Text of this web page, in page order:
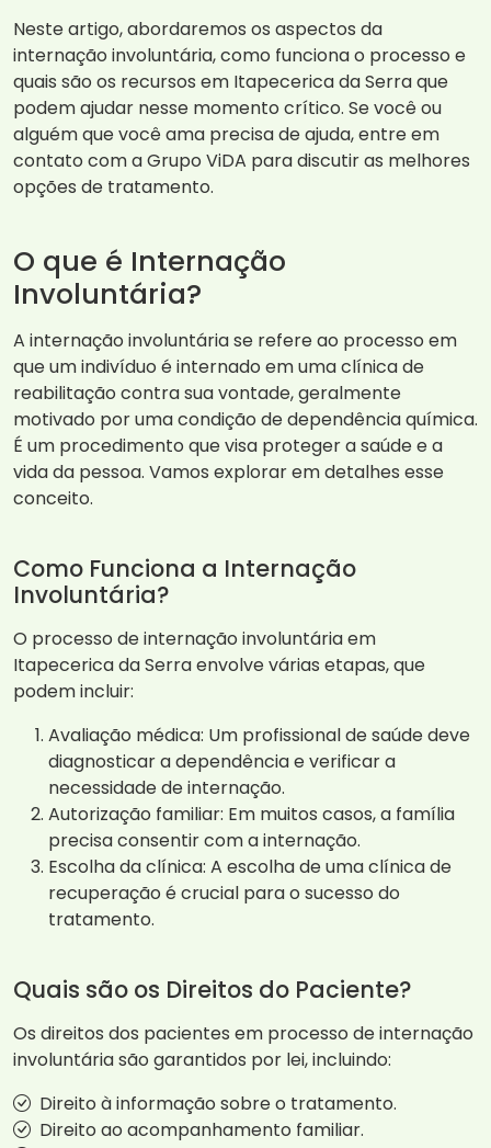
Neste artigo, abordaremos os aspectos da
internação involuntária, como funciona o processo e
quais são os recursos em Itapecerica da Serra que
podem ajudar nesse momento crítico. Se você ou
alguém que você ama precisa de ajuda, entre em
contato com a Grupo ViDA para discutir as melhores
opções de tratamento.
O que é Internação
Involuntária?
A internação involuntária se refere ao processo em
que um indivíduo é internado em uma clínica de
reabilitação contra sua vontade, geralmente
motivado por uma condição de dependência química.
É um procedimento que visa proteger a saúde e a
vida da pessoa. Vamos explorar em detalhes esse
conceito.
Como Funciona a Internação
Involuntária?
O processo de internação involuntária em
Itapecerica da Serra envolve várias etapas, que
podem incluir:
Avaliação médica: Um profissional de saúde deve
diagnosticar a dependência e verificar a
necessidade de internação.
Autorização familiar: Em muitos casos, a família
precisa consentir com a internação.
Escolha da clínica: A escolha de uma clínica de
recuperação é crucial para o sucesso do
tratamento.
Quais são os Direitos do Paciente?
Os direitos dos pacientes em processo de internação
involuntária são garantidos por lei, incluindo:
Direito à informação sobre o tratamento.
Direito ao acompanhamento familiar.